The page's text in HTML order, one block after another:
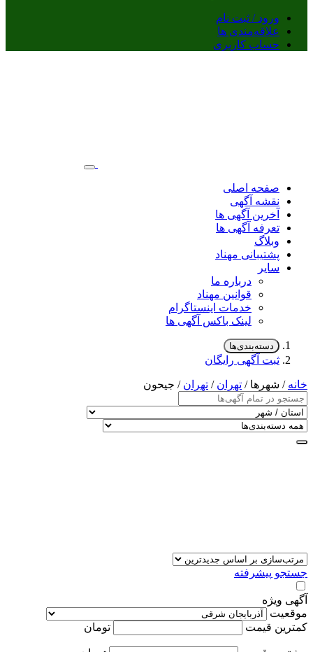
ورود / ثبت نام
علاقه‌مندی ها
حساب کاربری
صفحه اصلی
نقشه آگهی
آخرین آگهی ها
تعرفه آگهی ها
وبلاگ
پشتیبانی مهناد
سایر
درباره ما
قوانین مهناد
خدمات اینستاگرام
لینک باکس آگهی ها
دسته‌بندی‌ها
ثبت آگهی رایگان
خانه / شهرها / تهران / تهران / جیحون
جستجو پیشرفته
آگهی ویژه
موقعیت
کمترین قیمت
تومان